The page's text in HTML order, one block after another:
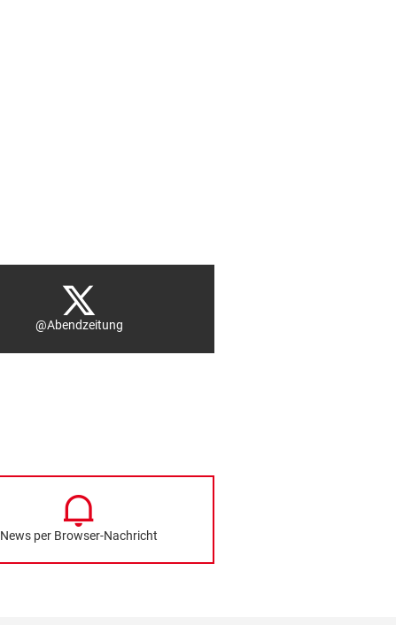
@Abendzeitung
News per Browser-Nachricht